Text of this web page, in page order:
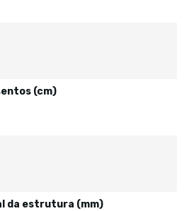
(cm)
da estrutura (mm)